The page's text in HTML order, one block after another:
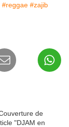
#reggae #zajib